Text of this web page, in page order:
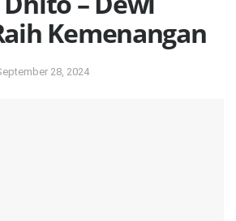
Kemenangan
28, 2024